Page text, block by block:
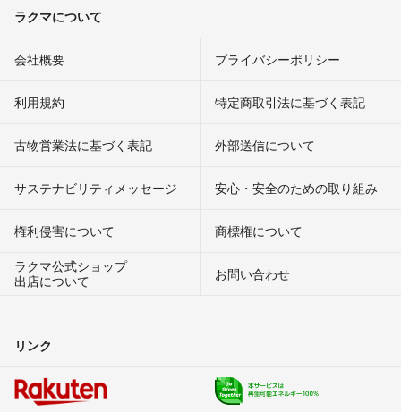
ラクマについて
会社概要 プライバシーポリシー
利用規約 特定商取引法に基づく表記
古物営業法に基づく表記 外部送信について
サステナビリティメッセージ 安心・安全のための取り組み
権利侵害について
商標権について
ラクマ公式ショップ
出店について
お問い合わせ
リンク